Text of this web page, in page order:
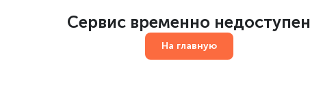
Сервис временно недоступен
На главную